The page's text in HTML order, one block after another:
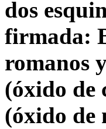
dos
firmada:
romanos
(óxido de
(óxido de